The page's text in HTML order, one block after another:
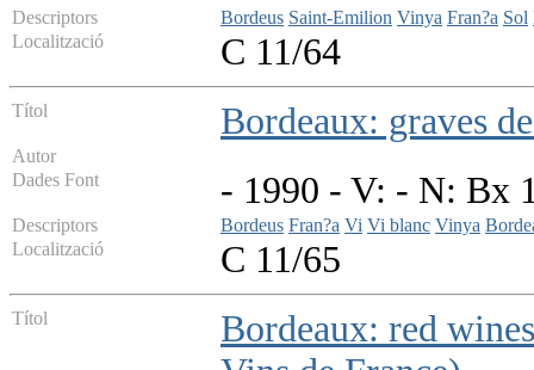
Descriptors Bordeus Saint-Emilion Vinya Fran?a Sol
Localització
C 11/64
Títol Bordeaux: graves
Autor
Dades Font
- 1990 - V: - N: Bx
Descriptors Bordeus Fran?a Vi Vi blanc Vinya
Localització
C 11/65
Títol
Bordeaux: red